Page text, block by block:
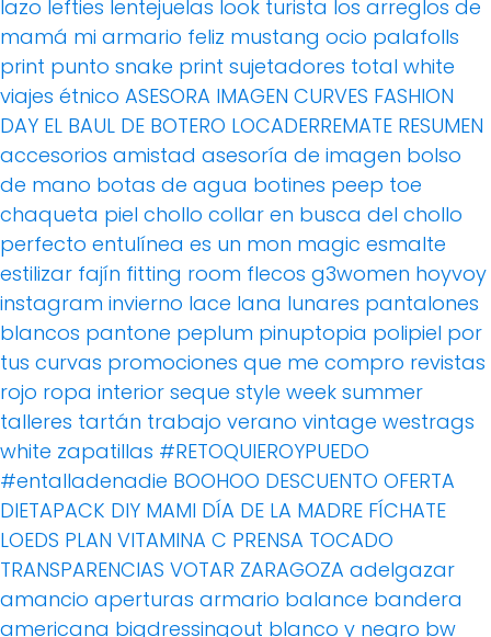
lazo lefties lentejuelas look turista los arreglos de
mamá mi armario feliz mustang ocio palafolls
print punto snake print sujetadores total white
viajes étnico ASESORA IMAGEN CURVES FASHION
DAY EL BAUL DE BOTERO LOCADERREMATE RESUMEN
accesorios amistad asesoría de imagen bolso
de mano botas de agua botines peep toe
chaqueta piel chollo collar en busca del chollo
perfecto entulínea es un mon magic esmalte
estilizar fajín fitting room flecos g3women hoyvoy
instagram invierno lace lana lunares pantalones
blancos pantone peplum pinuptopia polipiel por
tus curvas promociones que me compro revistas
rojo ropa interior seque style week summer
talleres tartán trabajo verano vintage westrags
white zapatillas #RETOQUIEROYPUEDO
#entalladenadie BOOHOO DESCUENTO OFERTA
DIETAPACK DIY MAMI DÍA DE LA MADRE FÍCHATE
LOEDS PLAN VITAMINA C PRENSA TOCADO
TRANSPARENCIAS VOTAR ZARAGOZA adelgazar
amancio aperturas armario balance bandera
americana bigdressingout blanco y negro bw